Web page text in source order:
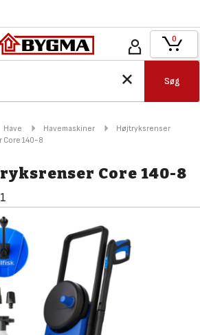
Søg
0
Have Havemaskiner
Højtryksrenser
Core 140-8
Core 140-8